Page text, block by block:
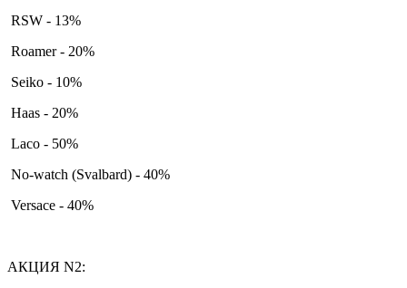
RSW - 13%
Roamer - 20%
Seiko - 10%
Haas - 20%
Laco - 50%
No-watch (Svalbard) - 40%
Versace - 40%
АКЦИЯ N2: